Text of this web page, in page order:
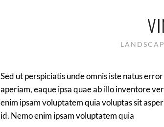
Sed ut perspiciatis unde omnis iste natus
aperiam, eaque ipsa quae ab illo inventore
enim ipsam voluptatem quia voluptas sit
id. Nemo enim ipsam voluptatem quia